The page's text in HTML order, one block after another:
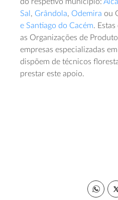
Sal , Grândola, Odemira ou
e Santiago do Cacém.
as Organizações de
empresas especializadas
dispõem de técnicos
prestar este apoio.